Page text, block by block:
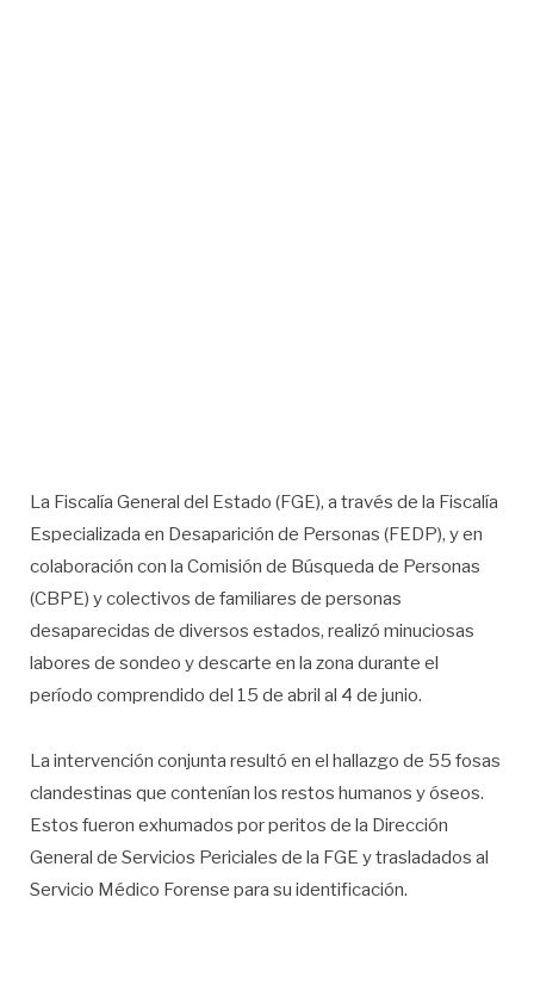
La Fiscalía General del Estado (FGE), a través de la Fiscalía
Especializada en Desaparición de Personas (FEDP), y en
colaboración con la Comisión de Búsqueda de Personas
(CBPE) y colectivos de familiares de personas
desaparecidas de diversos estados, realizó minuciosas
labores de sondeo y descarte en la zona durante el
período comprendido del 15 de abril al 4 de junio.
La intervención conjunta resultó en el hallazgo de 55 fosas
clandestinas que contenían los restos humanos y óseos.
Estos fueron exhumados por peritos de la Dirección
General de Servicios Periciales de la FGE y trasladados al
Servicio Médico Forense para su identificación.